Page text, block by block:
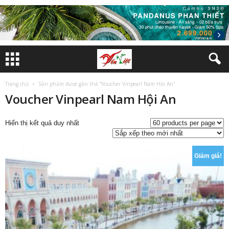
Trang chủ Sản phẩm được gắn thẻ “Voucher Vinpearl Nam Hội An”
Voucher Vinpearl Nam Hội An
Hiển thị kết quả duy nhất
Giảm giá!